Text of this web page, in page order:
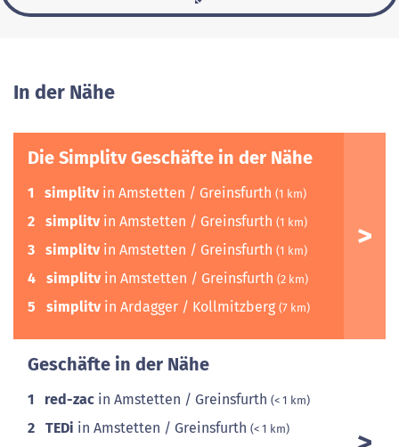
In der Nähe
Die Simplitv Geschäfte in der Nähe
1 simplitvin Amstetten / Greinsfurth (1 km)
2 simplitvin Amstetten / Greinsfurth (1 km)
3 simplitvin Amstetten / Greinsfurth (1 km)
4 simplitvin Amstetten / Greinsfurth (2 km)
5 simplitvin Ardagger / Kollmitzberg (7 km)
Geschäfte in der Nähe
1 red-zac in Amstetten / Greinsfurth (< 1 km)
2 TEDi in Amstetten / Greinsfurth (< 1 km)